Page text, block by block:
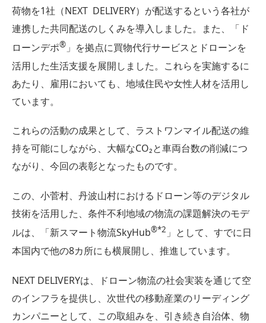
荷物を1社（NEXT DELIVERY）が配送するという各社が
連携した共同配送のしくみを導入しました。また、「ド
ローンデポ® 」を拠点に買物代行サービスとドローンを
活用した生活支援を展開しました。これらを実施するに
あたり、雇用においても、地域住民や女性人材を活用し
ています。
これらの活動の成果として、ラストワンマイル配送の維
持を可能にしながら、大幅なCO₂と車両台数の削減につ
ながり、今回の表彰となったものです。
この、小菅村、丹波山村におけるドローン等のデジタル
技術を活用した、条件不利地域の物流の課題解決のモデ
ルは、「新スマート物流SkyHub®*2 」として、すでに日
本国内で他の8カ所にも横展開し、推進しています。
NEXT DELIVERYは、ドローン物流の社会実装を通じて空
のインフラを提供し、次世代の移動産業のリーディング
カンパニーとして、この取組みを、引き続き自治体、物